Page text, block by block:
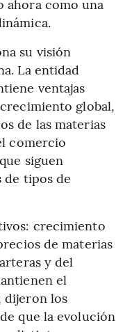
ahora como una
su visión
La entidad
ventajas
global,
de las materias
comercio
siguen
tipos de
crecimiento
de materias
y del
el
dijeron los
que la evolución